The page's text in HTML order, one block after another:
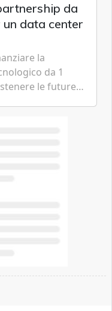
da
data center
la
da 1
le future